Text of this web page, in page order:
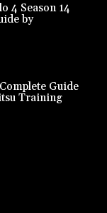
4 Season 14
by
Guide
Training